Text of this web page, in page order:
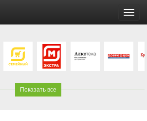
Показать все